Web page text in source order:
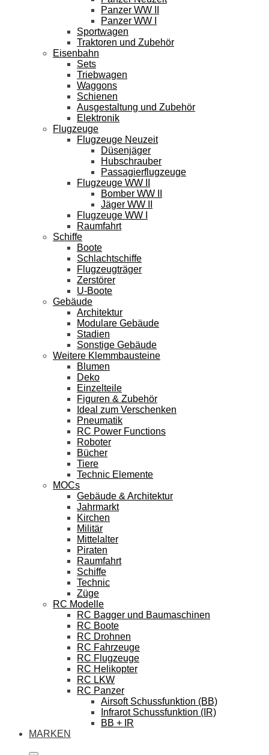
Panzer WW II
Panzer WW I
Sportwagen
Traktoren und Zubehör
Eisenbahn
Sets
Triebwagen
Waggons
Schienen
Ausgestaltung und Zubehör
Elektronik
Flugzeuge
Flugzeuge Neuzeit
Düsenjäger
Hubschrauber
Passagierflugzeuge
Flugzeuge WW II
Bomber WW II
Jäger WW II
Flugzeuge WW I
Raumfahrt
Schiffe
Boote
Schlachtschiffe
Flugzeugträger
Zerstörer
U-Boote
Gebäude
Architektur
Modulare Gebäude
Stadien
Sonstige Gebäude
Weitere Klemmbausteine
Blumen
Deko
Einzelteile
Figuren & Zubehör
Ideal zum Verschenken
Pneumatik
RC Power Functions
Roboter
Bücher
Tiere
Technic Elemente
MOCs
Gebäude & Architektur
Jahrmarkt
Kirchen
Militär
Mittelalter
Piraten
Raumfahrt
Schiffe
Technic
Züge
RC Modelle
RC Bagger und Baumaschinen
RC Boote
RC Drohnen
RC Fahrzeuge
RC Flugzeuge
RC Helikopter
RC LKW
RC Panzer
Airsoft Schussfunktion (BB)
Infrarot Schussfunktion (IR)
BB + IR
MARKEN